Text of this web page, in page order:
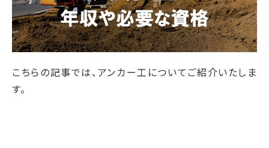
こちらの記事では、アンカー工についてご紹介いたしま
す。